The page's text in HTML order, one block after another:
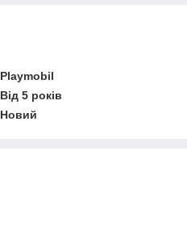
Playmobіl
Від 5 років
Новий